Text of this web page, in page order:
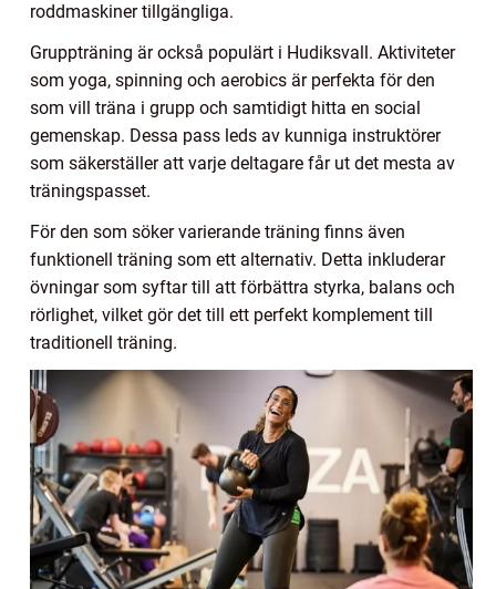
roddmaskiner tillgängliga.
Gruppträning är också populärt i Hudiksvall. Aktiviteter
som yoga, spinning och aerobics är perfekta för den
som vill träna i grupp och samtidigt hitta en social
gemenskap. Dessa pass leds av kunniga instruktörer
som säkerställer att varje deltagare får ut det mesta av
träningspasset.
För den som söker varierande träning finns även
funktionell träning som ett alternativ. Detta inkluderar
övningar som syftar till att förbättra styrka, balans och
rörlighet, vilket gör det till ett perfekt komplement till
traditionell träning.